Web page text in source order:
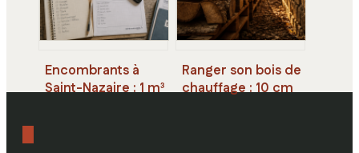
Encombrants à
Saint-Nazaire : 1 m³
Ranger son bois de
chauffage : 10 cm